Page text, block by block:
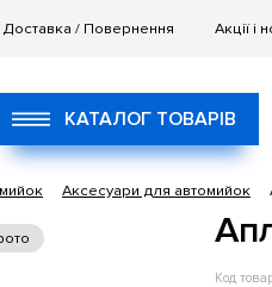
Доставка / Повернення Акції і
КАТАЛОГ ТОВАРІВ
Аксесуари для автомийок
Код